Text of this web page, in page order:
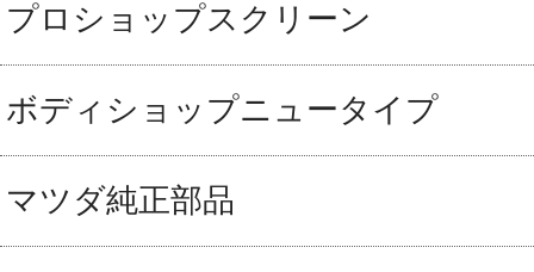
プロショップスクリーン
ボディショップニュータイプ
マツダ純正部品